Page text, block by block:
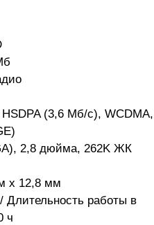
(3,6 Мб/с), WCDMA,
2,8 дюйма, 262K ЖК
x 12,8 мм
Длительность работы в
ч